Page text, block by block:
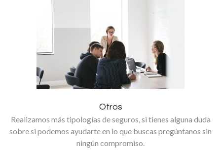
Otros
Realizamos más tipologías de seguros, si tienes alguna duda
sobre si podemos ayudarte en lo que buscas pregúntanos sin
ningún compromiso.